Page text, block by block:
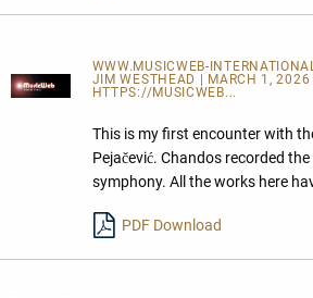
WWW.MUSICWEB-
JIM WESTHEAD | MARCH 1, 2026
HTTPS://MUSICWEB...
This is my first encounter with
Pejačević. Chandos recorded
symphony. All the works here
PDF Download